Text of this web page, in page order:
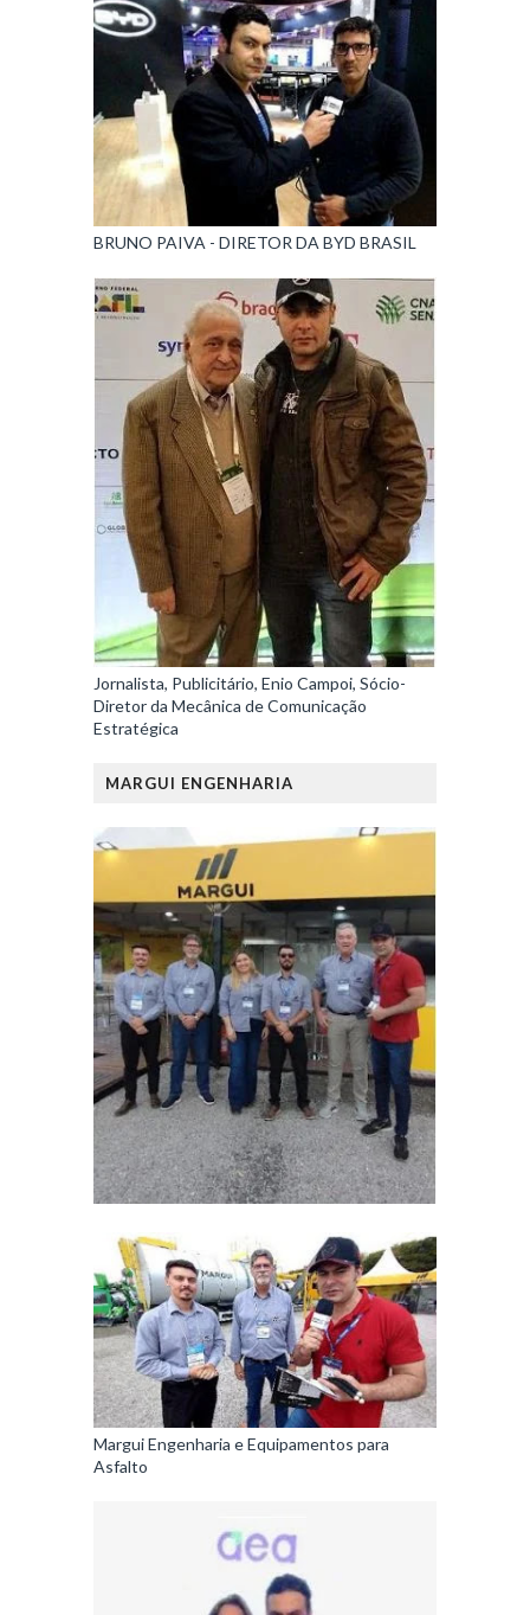
BRUNO PAIVA - DIRETOR DA BYD BRASIL
Jornalista, Publicitário, Enio Campoi, Sócio-
Diretor da Mecânica de Comunicação
Estratégica
MARGUI ENGENHARIA
Margui Engenharia e Equipamentos para
Asfalto